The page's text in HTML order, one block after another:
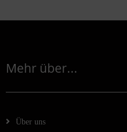
Mehr über...
Über uns